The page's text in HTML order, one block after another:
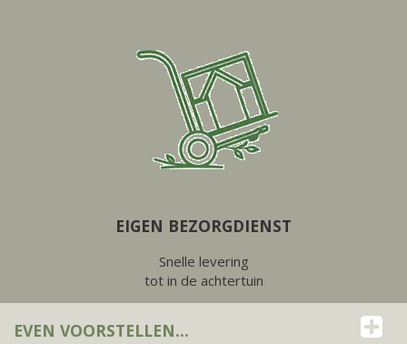
EIGEN BEZORGDIENST
Snelle levering
tot in de achtertuin
EVEN VOORSTELLEN...